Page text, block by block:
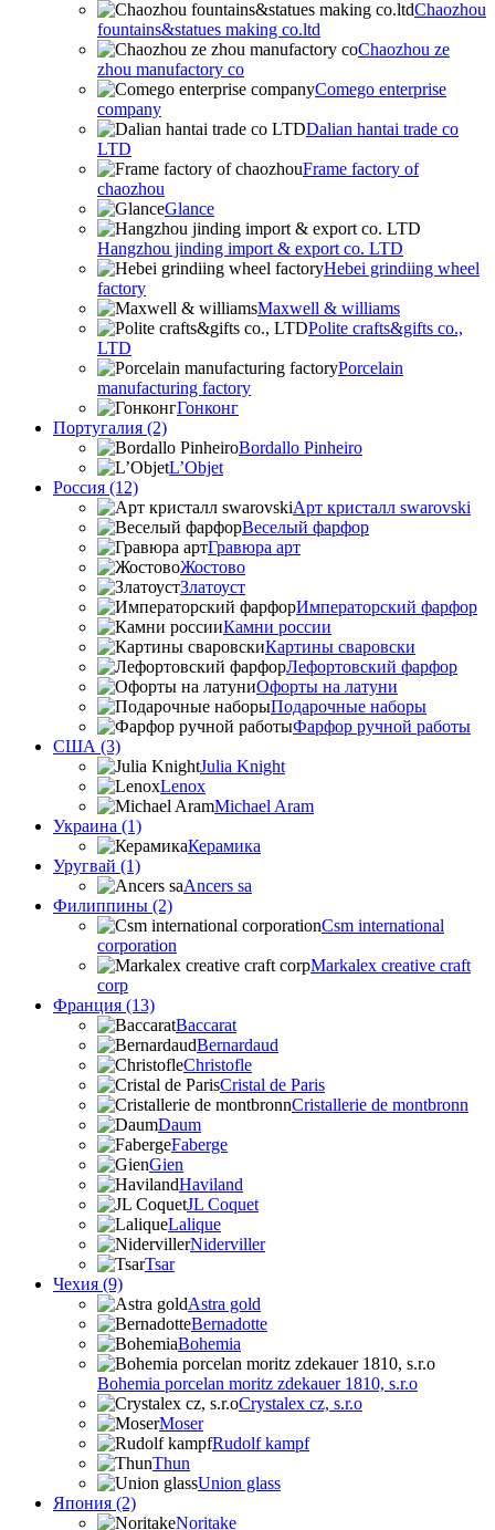
Chaozhou
fountains&statues making co.ltd
Chaozhou ze
zhou manufactory co
Comego enterprise
company
Dalian hantai trade co
LTD
Frame factory of
chaozhou
Glance
Hangzhou jinding import & export co. LTD
Hebei grindiing wheel
factory
Maxwell & williams
Polite crafts&gifts co.,
LTD
Porcelain
manufacturing factory
Гонконг
Португалия (2)
Bordallo Pinheiro
L’Objet
Россия (12)
Арт кристалл swarovski
Веселый фарфор
Гравюра арт
Жостово
Златоуст
Императорский фарфор
Камни россии
Картины сваровски
Лефортовский фарфор
Офорты на латуни
Подарочные наборы
Фарфор ручной работы
США (3)
Julia Knight
Lenox
Michael Aram
Украина (1)
Керамика
Уругвай (1)
Ancers sa
Филиппины (2)
Csm international
corporation
Markalex creative craft
corp
Франция (13)
Baccarat
Bernardaud
Christofle
Cristal de Paris
Cristallerie de montbronn
Daum
Faberge
Gien
Haviland
JL Coquet
Lalique
Niderviller
Tsar
Чехия (9)
Astra gold
Bernadotte
Bohemia
Bohemia porcelan moritz zdekauer 1810, s.r.o
Crystalex cz, s.r.o
Moser
Rudolf kampf
Thun
Union glass
Япония (2)
Noritake